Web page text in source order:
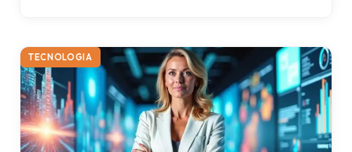
TECNOLOGIA